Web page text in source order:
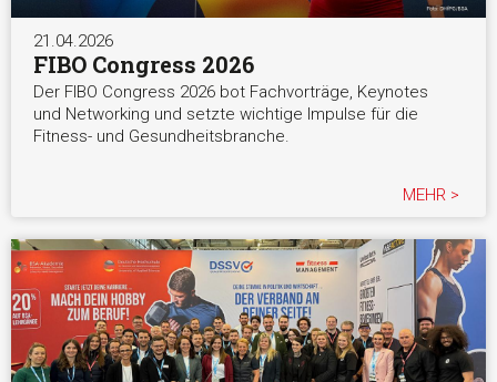
21.04.2026
FIBO Congress 2026
Der FIBO Congress 2026 bot Fachvorträge, Keynotes
und Networking und setzte wichtige Impulse für die
Fitness- und Gesundheitsbranche.
MEHR >